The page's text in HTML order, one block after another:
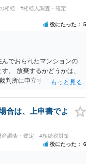
相続
#相続人調査・確定
役にたった 5
でおられたマンションの
。 放棄するかどうかは、
判所に申立すれば3カ月の
銀行やサラ金が数年も放置
が発見される可能性はほぼ
検討していた案件で、期間
払金など相当な財産が見
した。
合は、上申書でよ
産調査・鑑定 #相続税対策
役にたった 6